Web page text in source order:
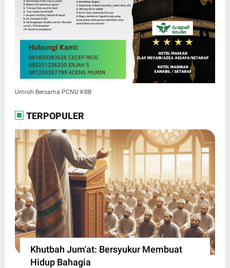
Umroh Bersama PCNU KBB
TERPOPULER
Khutbah Jum'at: Bersyukur Membuat
Hidup Bahagia